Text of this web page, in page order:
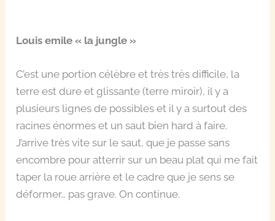
Louis emile « la jungle »
C’est une portion célèbre et très très difficile, la
terre est dure et glissante (terre miroir), il y a
plusieurs lignes de possibles et il y a surtout des
racines énormes et un saut bien hard à faire.
J’arrive très vite sur le saut, que je passe sans
encombre pour atterrir sur un beau plat qui me fait
taper la roue arrière et le cadre que je sens se
déformer… pas grave. On continue.